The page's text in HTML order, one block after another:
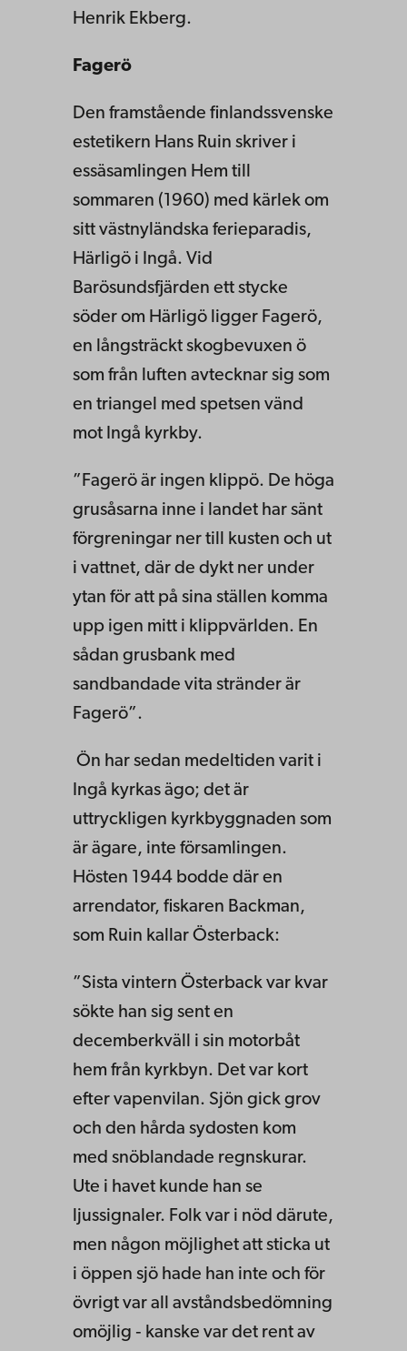
Henrik Ekberg.
Fagerö
Den framstående finlandssvenske
estetikern Hans Ruin skriver i
essäsamlingen Hem till
sommaren (1960) med kärlek om
sitt väst­nyländska ferieparadis,
Härligö i Ingå. Vid
Barösundsfjärden ett stycke
söder om Härligö ligger Fagerö,
en långsträckt skogbevuxen ö
som från luften avtecknar sig som
en triangel med spetsen vänd
mot Ingå kyrkby.
”Fagerö är ingen klippö. De höga
grusåsarna inne i landet har sänt
förgreningar ner till kusten och ut
i vattnet, där de dykt ner under
ytan för att på sina ställen komma
upp igen mitt i klippvärlden. En
sådan grusbank med
sandbandade vita stränder är
Fagerö”.
Ön har sedan medeltiden varit i
Ingå kyrkas ägo; det är
uttryckligen kyrkbyggnaden som
är ägare, inte församlingen.
Hösten 1944 bodde där en
arrendator, fiskaren Backman,
som Ruin kallar Österback:
”Sista vintern Österback var kvar
sökte han sig sent en
decemberkväll i sin motorbåt
hem från kyrkbyn. Det var kort
efter vapenvilan. Sjön gick grov
och den hårda sydosten kom
med snöblandade regnskurar.
Ute i havet kunde han se
ljussignaler. Folk var i nöd därute,
men någon möjlig­het att sticka ut
i öppen sjö hade han inte och för
övrigt var all avståndsbedömning
omöjlig ‑ kanske var det rent av